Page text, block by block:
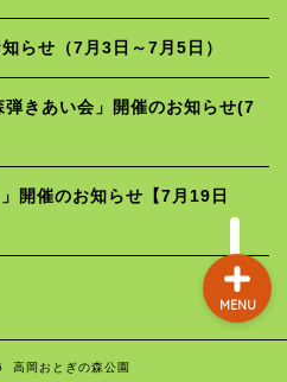
らせ（7月3日～7月5日）
弾きあい会」開催のお知らせ(7
開催のお知らせ【7月19日
岡おとぎの森公園
MENU
年間行事予定
施設の使用料